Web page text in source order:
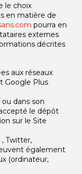
le choix
en matière de
pourra en
externes
décrites
aux réseaux
Google Plus
ou dans son
le dépôt
sur le Site
, Twitter,
également
(ordinateur,